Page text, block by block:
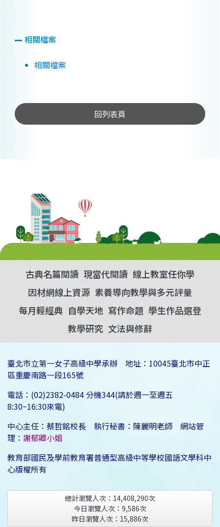
相關檔案
相關檔案
回列表頁
古典名篇閱讀 現當代閱讀 線上教室任你學
因材網線上資源 素養導向教學與多元評量
每月輕經典 自學天地 寫作命題 學生作品選登
教學研究 文法與修辭
臺北市立第一女子高級中學承辦 地址：10045臺北市中正
區重慶南路一段165號
電話：(02)2382-0484 分機344(請於週一至週五
8:30~16:30來電)
中心主任：蔡哲銘校長 執行秘書：陳麗明老師 網站管
理： 謝郁卿小姐
教育部國民及學前教育署普通型高級中等學校國語文學科中
心版權所有
總計瀏覽人次： 14,408,290次
今日瀏覽人次： 9,586次
昨日瀏覽人次： 15,886次